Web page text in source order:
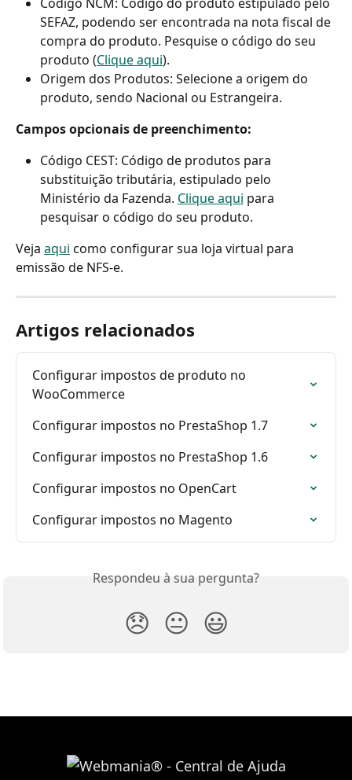
SEFAZ, podendo ser encontrada na nota fiscal de
compra do produto. Pesquise o código do seu
produto (Clique aqui).
Origem dos Produtos: Selecione a origem do
produto, sendo Nacional ou Estrangeira.
Campos opcionais de preenchimento:
Código CEST: Código de produtos para
substituição tributária, estipulado pelo
Ministério da Fazenda. Clique aqui para
pesquisar o código do seu produto.
Veja aqui como configurar sua loja virtual para
emissão de NFS-e.
Artigos relacionados
Configurar impostos de produto no
WooCommerce
Configurar impostos no PrestaShop 1.7
Configurar impostos no PrestaShop 1.6
Configurar impostos no OpenCart
Configurar impostos no Magento
Respondeu à sua pergunta?
😞 😐 😃